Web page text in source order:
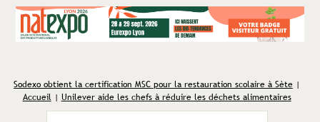
Sodexo obtient la certification MSC pour la restauration scolaire à Sète |
Accueil | Unilever aide les chefs à réduire les déchets alimentaires